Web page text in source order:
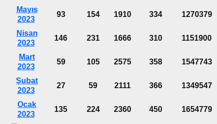
Mayıs
2023
93 154 1910 334 1270379
Nisan
2023
146 231 1666 310 1151900
Mart
2023
59 105 2575 358 1547743
Şubat
2023
27 59 2111 366 1349547
Ocak
2023
135 224 2360 450 1654779